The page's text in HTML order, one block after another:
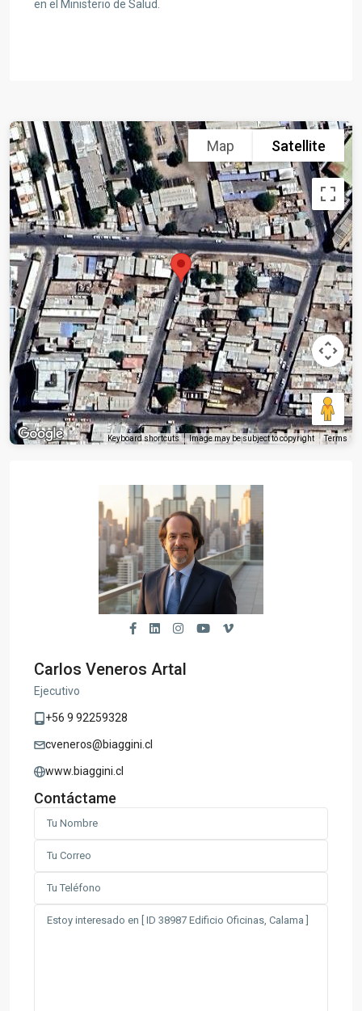
en el Ministerio de Salud.
Map Satellite
Keyboard shortcuts Image may be subject to copyright Terms
Carlos Veneros Artal
Ejecutivo
+56 9 92259328
cveneros@biaggini.cl
www.biaggini.cl
Contáctame